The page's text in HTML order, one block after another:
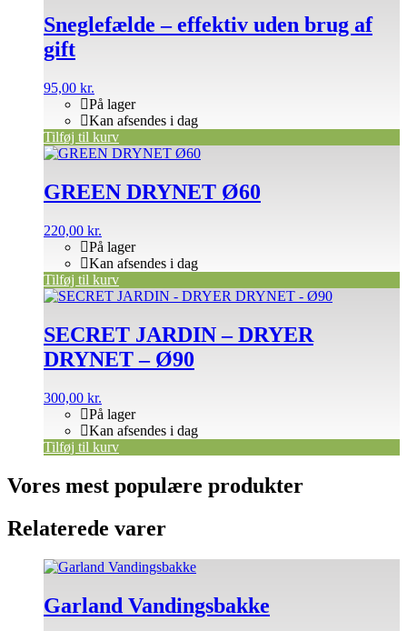
Sneglefælde – effektiv uden brug af
gift
95,00 kr.
På lager
Kan afsendes i dag
Tilføj til kurv
GREEN DRYNET Ø60
220,00 kr.
På lager
Kan afsendes i dag
Tilføj til kurv
SECRET JARDIN – DRYER
DRYNET – Ø90
300,00 kr.
På lager
Kan afsendes i dag
Tilføj til kurv
Vores mest populære produkter
Relaterede varer
Garland Vandingsbakke